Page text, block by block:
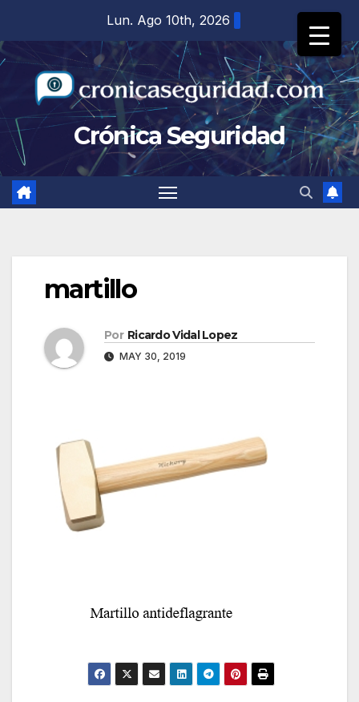
contenido
Lun. Ago 10th, 2026
Crónica Seguridad
martillo
Por Ricardo Vidal Lopez
MAY 30, 2019